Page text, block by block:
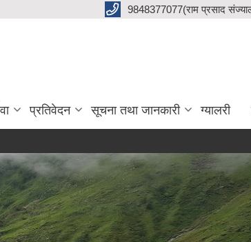
9848377077(राम प्रसाद
प्रतिवेदन सूचना तथा जानकारी ग्यालरी